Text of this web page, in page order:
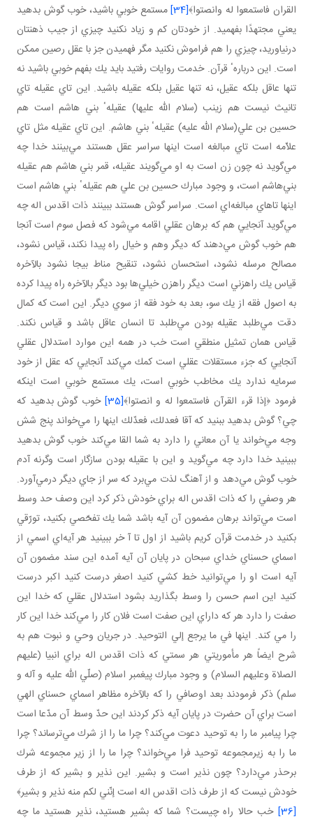
القران فاستمعوا له وانصتوا﴾[34]
مستمع خوبي باشيد، خوب گوش بدهيد
يعني مجتهدًا بفهميد. از خودتان كم و زياد نكنيد چيزي از جيب ذهنتان
درنياوريد، چيزي را هم فراموش نكنيد مگر فهميدن جز با عقل رصين ممكن
است. اين دربارهٴ قرآن. خدمت روايات رفتيد بايد يك بفهم خوبي باشيد نه
تنها عاقل بلكه عقيل، نه تنها عقيل بلكه عقيله باشيد. اين تاي عقيله تاي
تانيث نيست هم زينب (سلام الله عليها) عقيلهٴ بني هاشم است هم
حسين بن علي‌(سلام الله عليه) عقيلهٴ بني هاشم. اين تاي عقيله مثل تاي
علاّمه است تاي مبالغه است اينها سراسر عقل هستند مي‌بينند خدا چه
مي‌گويد نه چون زن است به او مي‌گويند عقيله، قمر بني هاشم هم عقيله
بني‌هاشم است، و وجود مبارك حسين بن علي هم عقيلهٴ بني هاشم است
اينها تاهاي مبالغه‌اي است. سراسر گوش هستند ببينند ذات اقدس اله چه
مي‌گويد آنجايي هم كه برهان عقلي اقامه مي‌شود كه فصل سوم است آنجا
هم خوب گوش مي‌دهند كه ديگر وهم و خيال راه پيدا نكند، قياس نشود،
مصالح مرسله نشود، استحسان نشود، تنقيح مناط بيجا نشود بالآخره
قياس يك راهزني است ديگر راهزن خيلي‌ها بود ديگر بالآخره راه پيدا كرده
به اصول فقه از يك سو، بعد به خود فقه از سوي ديگر. اين است كه كمال
دقت مي‌طلبد عقيله بودن مي‌طلبد تا انسان عاقل باشد و قياس نكند.
قياس همان تمثيل منطقي است خب در همه اين موارد استدلال عقلي
آنجايي كه جزء مستقلات عقلي است كمك مي‌كند آنجايي كه عقل از خود
سرمايه ندارد يك مخاطب خوبي است، يك مستمع خوبي است اينكه
فرمود ﴿إذا قرء القرآن فاستمعوا له و انصتوا﴾[35]
خوب گوش بدهيد كه
چي؟ گوش بدهيد ببنيد كه آقا فعدلك، فعدّلك اينها را مي‌خواند پنج شش
وجه مي‌خواند يا آن معاني را دارد به شما القا مي‌كند خوب گوش بدهيد
ببينيد خدا دارد چه مي‌گويد و اين با عقيله بودن سازگار است وگرنه آدم
خوب گوش مي‌دهد و از آهنگ لذت مي‌برد كه سر از جاي ديگر درمي‌آورد.
هر وصفي را كه ذات اقدس اله براي خودش ذكر كرد اين وصف حد وسط
است مي‌تواند برهان مضمون آن آيه باشد شما يك تفحّصي بكنيد، تورّقي
بكنيد در خدمت قرآن كريم باشيد از اول تا آ خر ببينيد هر آيه‌اي اسمي از
اسماي حسناي خداي سبحان در پايان آن آيه آمده اين سند مضمون آن
آيه است او را مي‌توانيد خط كشي كنيد اصغر درست كنيد اكبر درست
كنيد اين اسم حسن را وسط بگذاريد بشود استدلال عقلي كه خدا اين
صفت را دارد هر كه داراي اين صفت است فلان كار را مي‌كند خدا اين كار
را مي‌ كند. اينها في ما يرجع إلي التوحيد. در جريان وحي و نبوت هم به
شرح ايضاً هر مأموريتي هر سمتي كه ذات اقدس اله براي انبيا (عليهم
الصلاة وعليهم السلام) و وجود مبارك پيغمبر اسلام (صلّي الله عليه و آله و
سلم) ذكر فرمودند بعد اوصافي را كه بالآخره مظاهر اسماي حسناي الهي
است براي آن حضرت در پايان آيه ذكر كردند اين حدّ وسط آن مدّعا است
چرا پيامبر ما را به توحيد دعوت مي‌كند؟ چرا ما را از شرك مي‌ترساند؟ چرا
ما را به زيرمجموعه توحيد فرا مي‌خواند؟ چرا ما را از زير مجموعه شرك
برحذر مي‌دارد؟ چون نذير است و بشير. اين نذير و بشير كه از طرف
خودش نيست كه از طرف ذات اقدس اله است إنّني لكم منه نذير و بشير﴾
[36]
خب حالا راه چيست؟ شما كه بشير هستيد، نذير هستيد ما چه